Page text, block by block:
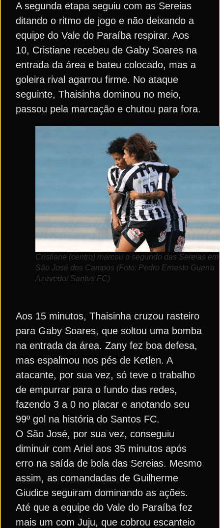
A segunda etapa seguiu com as Sereias
ditando o ritmo de jogo e não deixando a
equipe do Vale do Paraíba respirar. Aos
10, Cristiane recebeu de Gaby Soares na
entrada da área e bateu colocado, mas a
goleira rival agarrou firme. No ataque
seguinte, Thaisinha dominou no meio,
passou pela marcação e chutou para fora.
Cristiane (centro) marcou o segundo das Sereias em
São José dos Campos (Foto: Pedro Ernesto Guerra
Azevedo/ Santos FC)
Aos 15 minutos, Thaisinha cruzou rasteiro
para Gaby Soares, que soltou uma bomba
na entrada da área. Zany fez boa defesa,
mas espalmou nos pés de Ketlen. A
atacante, por sua vez, só teve o trabalho
de empurrar para o fundo das redes,
fazendo 3 a 0 no placar e anotando seu
99º gol na história do Santos FC.
O São José, por sua vez, conseguiu
diminuir com Ariel aos 35 minutos após
erro na saída de bola das Sereias. Mesmo
assim, as comandadas de Guilherme
Giudice seguiram dominando as ações.
Até que a equipe do Vale do Paraíba fez
mais um com Juju, que cobrou escanteio